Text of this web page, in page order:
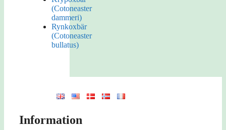
(Cotoneaster
dammeri)
Rynkoxbär
(Cotoneaster
bullatus)
Information